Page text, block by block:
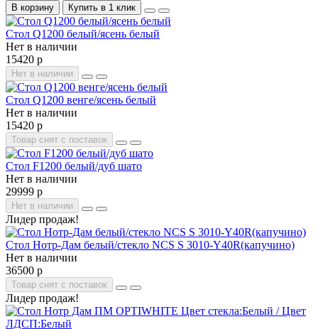
В корзину Купить в 1 клик
Стол Q1200 белый/ясень белый
Нет в наличии
15420 р
Нет в наличии
Стол Q1200 венге/ясень белый
Нет в наличии
15420 р
Товар снят с поставок
Стол F1200 белый/дуб шато
Нет в наличии
29999 р
Нет в наличии
Лидер продаж!
Стол Нотр-Дам белый/стекло NCS S 3010-Y40R(капучино)
Нет в наличии
36500 р
Товар снят с поставок
Лидер продаж!